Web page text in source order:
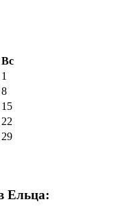
Вс
1
8
15
22
29
Ельца: